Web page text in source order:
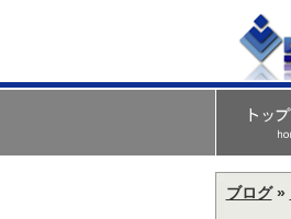
ブログ»